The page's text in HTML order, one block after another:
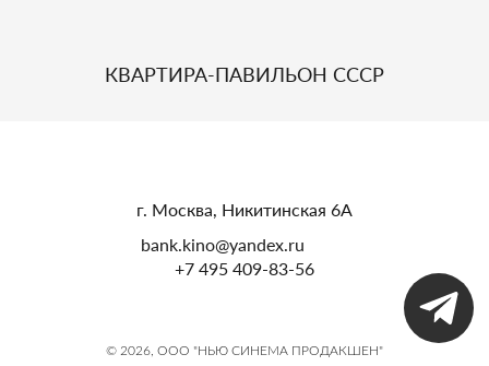
КВАРТИРА-ПАВИЛЬОН СССР
г. Москва, Никитинская 6А
bank.kino@yandex.ru
+7 495 409-83-56
© 2026, ООО "НЬЮ СИНЕМА ПРОДАКШЕН"